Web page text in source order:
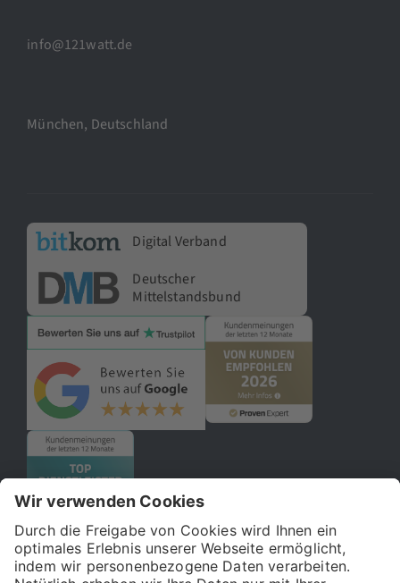
info@121watt.de
München, Deutschland
Digital Verband
Deutscher
Mittelstandsbund